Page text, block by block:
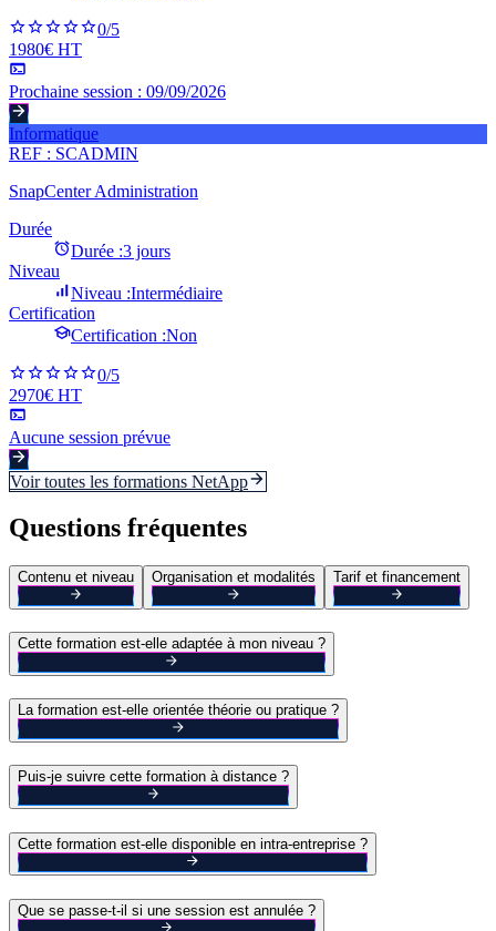
0/5
1980€ HT
Prochaine session : 09/09/2026
Informatique
REF : SCADMIN
SnapCenter Administration
Durée
Durée :3 jours
Niveau
Niveau :Intermédiaire
Certification
Certification :Non
0/5
2970€ HT
Aucune session prévue
Voir toutes les formations NetApp
Questions fréquentes
Contenu et niveau Organisation et modalités Tarif et financement
Cette formation est-elle adaptée à mon niveau ?
La formation est-elle orientée théorie ou pratique ?
Puis-je suivre cette formation à distance ?
Cette formation est-elle disponible en intra-entreprise ?
Que se passe-t-il si une session est annulée ?